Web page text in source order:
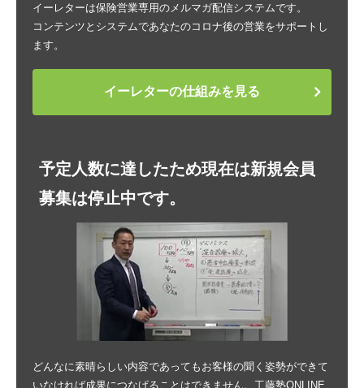
イーレターは保険営業専用のメルマガ配信システムです。
コンテンツとシステムであなたのコロナ後の営業をサポートし
ます。
イーレターの仕組みを見る
予定人数に達したため現在は新規会員
募集は停止中です。
どんなに素晴らしい内容であってもお客様の聞く姿勢ができて
いなければ成果につなげることはできません。工藤塾ONLINE